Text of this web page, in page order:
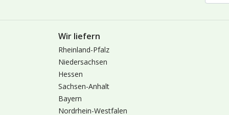
Wir liefern
Rheinland-Pfalz
Niedersachsen
Hessen
Sachsen-Anhalt
Bayern
Nordrhein-Westfalen